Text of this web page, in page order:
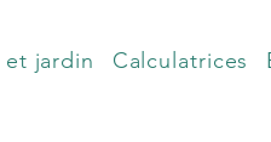
jardin Calculatrices